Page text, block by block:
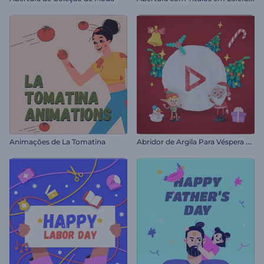
Animações de La Tomatina A
bridor de Argila Para Véspera de Natal